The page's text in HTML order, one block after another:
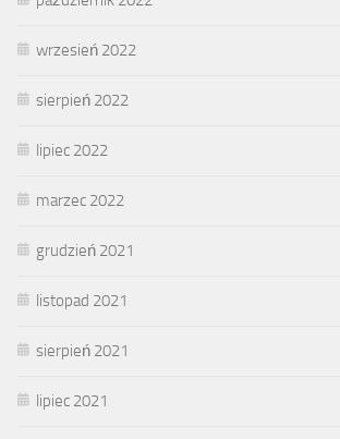
wrzesień 2022
sierpień 2022
lipiec 2022
marzec 2022
grudzień 2021
listopad 2021
sierpień 2021
lipiec 2021